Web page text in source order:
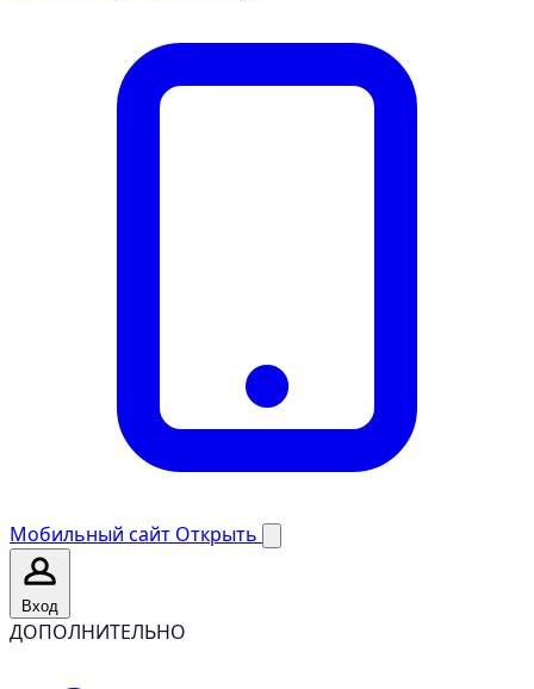
Мобильный сайт Открыть
Вход
ДОПОЛНИТЕЛЬНО